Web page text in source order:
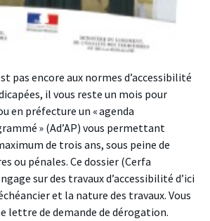
pas encore aux normes d’accessibilité
il vous reste un mois pour
en préfecture un « agenda
» (Ad’AP) vous permettant
de trois ans, sous peine de
ou pénales. Ce dossier (Cerfa
sur des travaux d’accessibilité d’ici
et la nature des travaux. Vous
lettre de demande de dérogation.